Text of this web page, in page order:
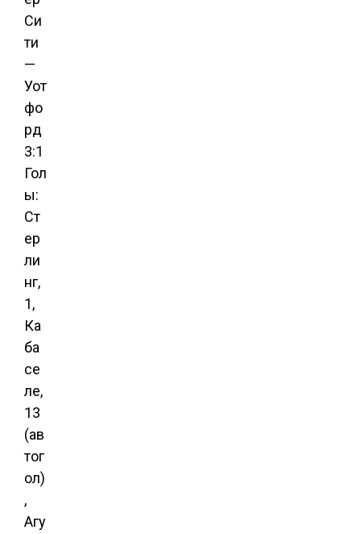
Си
ти
—
Уот
фо
рд
3:1
Гол
ы:
Ст
ер
ли
нг,
1,
Ка
ба
се
ле,
13
(ав
тог
ол)
,
Агу